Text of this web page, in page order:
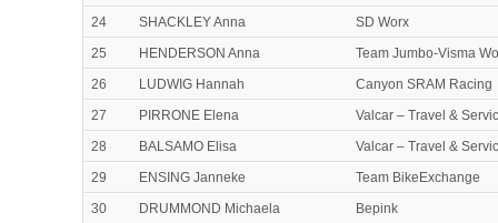
24
SHACKLEY Anna
SD Worx
25
HENDERSON Anna
Team Jumbo-Visma
26
LUDWIG Hannah
Canyon SRAM Racing
27
PIRRONE Elena
Valcar – Travel &
28
BALSAMO Elisa
Valcar – Travel &
29
ENSING Janneke
Team BikeExchange
30
DRUMMOND Michaela
Bepink